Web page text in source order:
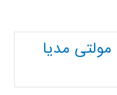
مدیا